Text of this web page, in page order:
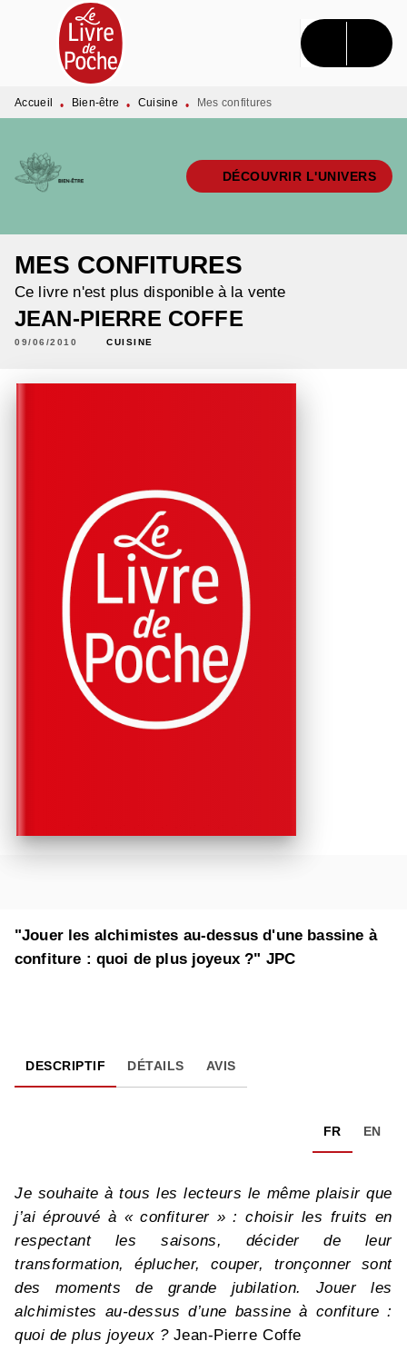
MENU RECHERCHE CONTENU
PIED DE PAGE
Accueil • Bien-être • Cuisine • Mes confitures
DÉCOUVRIR L'UNIVERS
MES CONFITURES
Ce livre n'est plus disponible à la vente
JEAN-PIERRE COFFE
09/06/2010 CUISINE
"Jouer les alchimistes au-dessus d'une bassine à
confiture : quoi de plus joyeux ?" JPC
DESCRIPTIF DÉTAILS AVIS
FR EN
Je souhaite à tous les lecteurs le même plaisir que
j’ai éprouvé à « confiturer » : choisir les fruits en
respectant les saisons, décider de leur
transformation, éplucher, couper, tronçonner sont
des moments de grande jubilation. Jouer les
alchimistes au-dessus d’une bassine à confiture :
quoi de plus joyeux ?Jean-Pierre Coffe